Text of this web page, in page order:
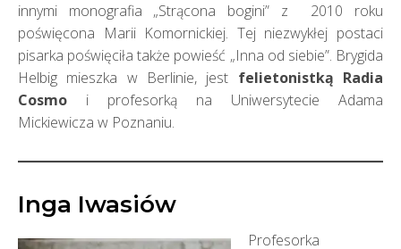
innymi monografia „Strącona bogini” z 2010 roku
poświęcona Marii Komornickiej. Tej niezwykłej postaci
pisarka poświęciła także powieść „Inna od siebie”. Brygida
Helbig mieszka w Berlinie, jest felietonistką Radia
Cosmo i profesorką na Uniwersytecie Adama
Mickiewicza w Poznaniu.
Inga Iwasiów
Profesorka